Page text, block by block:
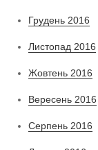
Грудень 2016
Листопад 2016
Жовтень 2016
Вересень 2016
Серпень 2016